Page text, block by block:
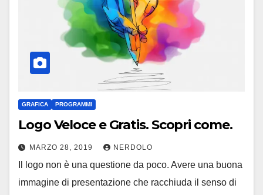
GRAFICA PROGRAMMI
Logo Veloce e Gratis. Scopri come.
MARZO 28, 2019 NERDOLO
Il logo non è una questione da poco. Avere una buona
immagine di presentazione che racchiuda il senso di